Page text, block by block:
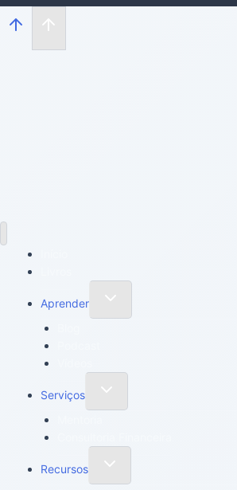
Aprender
Serviços
Recursos